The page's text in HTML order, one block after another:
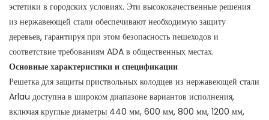
эстетики в городских условиях. Эти высококачественные решения
из нержавеющей стали обеспечивают необходимую защиту
деревьев, гарантируя при этом безопасность пешеходов и
соответствие требованиям ADA в общественных местах.
Основные характеристики и спецификации
Решетка для защиты приствольных колодцев из нержавеющей стали
Arlau доступна в широком диапазоне вариантов исполнения,
включая круглые диаметры 440 мм, 600 мм, 800 мм, 1200 мм,